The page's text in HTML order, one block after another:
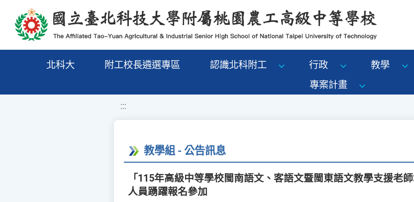
移至網頁之主要內容區位置
北科大 附工校長遴選專區 認識北科附工 行政 教學
專案計畫
:::
教學組 - 公告訊息
「115年高級中等學校閩南語文、客語文暨閩東語文教學支援老
人員踴躍報名參加